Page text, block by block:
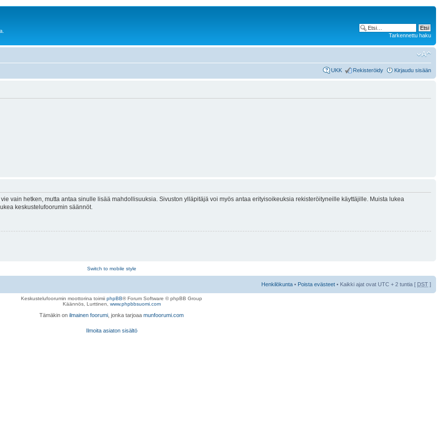
Tarkennettu haku
UKK Rekisteröidy Kirjaudu sisään
vain hetken, mutta antaa sinulle lisää mahdollisuuksia. Sivuston ylläpitäjä voi myös antaa erityisoikeuksia rekisteröityneille käyttäjille. Muista lukea
keskustelufoorumin säännöt.
Switch to mobile style
Henkilökunta • Poista evästeet • Kaikki ajat ovat UTC + 2 tuntia [ DST ]
Keskustelufoorumin moottorina toimii phpBB® Forum Software © phpBB Group
Käännös, Lurttinen, www.phpbbsuomi.com
Tämäkin on ilmainen foorumi , jonka tarjoaa munfoorumi.com
Ilmoita asiaton sisältö